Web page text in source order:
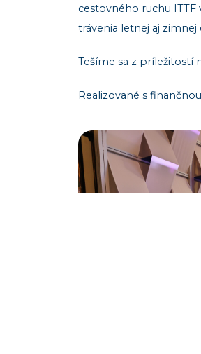
cestovného ruchu
trávenia letnej aj zimnej
Tešíme sa z príležitostí
Realizované s